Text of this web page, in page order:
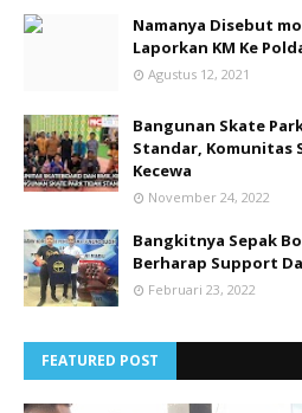
Namanya Disebut
Laporkan KM Ke
Agustus 12, 2021
Bangunan Skate
Standar, Komunitas
Kecewa
November 24, 2022
Bangkitnya Sepak
Berharap Support
Februari 23, 2022
FEATURED POST